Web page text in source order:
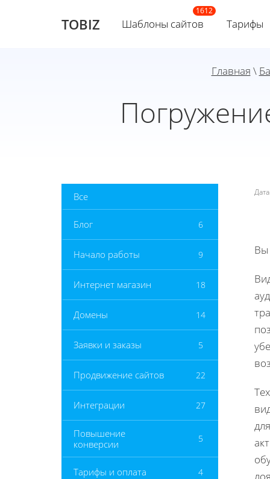
TOBIZ Шаблоны сайтов Тарифы
Главная \
Все
Блог 6
Начало работы 9
Интернет магазин 18
Домены 14
Заявки и заказы 5
Продвижение сайтов 22
Интеграции 27
Повышение
конверсии
5
Тарифы и оплата 4
Вы